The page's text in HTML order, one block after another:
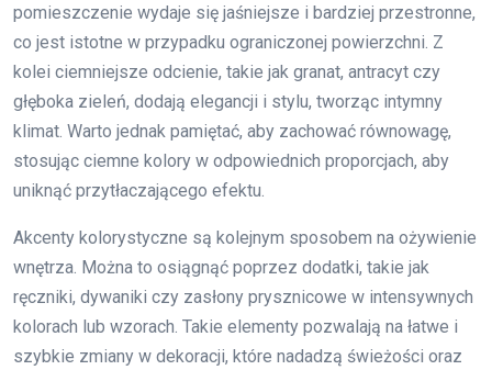
pomieszczenie wydaje się jaśniejsze i bardziej przestronne,
co jest istotne w przypadku ograniczonej powierzchni. Z
kolei ciemniejsze odcienie, takie jak granat, antracyt czy
głęboka zieleń, dodają elegancji i stylu, tworząc intymny
klimat. Warto jednak pamiętać, aby zachować równowagę,
stosując ciemne kolory w odpowiednich proporcjach, aby
uniknąć przytłaczającego efektu.
Akcenty kolorystyczne są kolejnym sposobem na ożywienie
wnętrza. Można to osiągnąć poprzez dodatki, takie jak
ręczniki, dywaniki czy zasłony prysznicowe w intensywnych
kolorach lub wzorach. Takie elementy pozwalają na łatwe i
szybkie zmiany w dekoracji, które nadadzą świeżości oraz